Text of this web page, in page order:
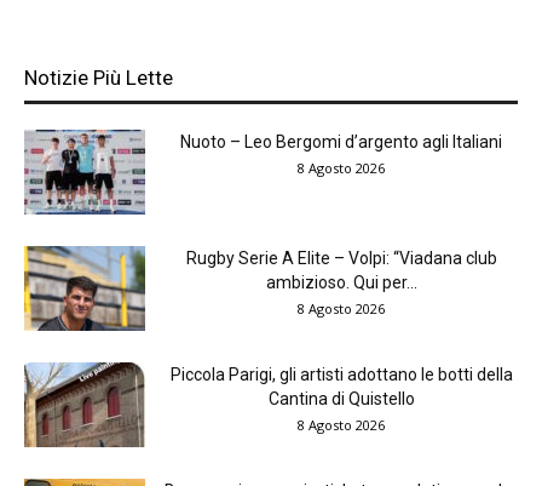
Notizie Più Lette
Nuoto – Leo Bergomi d’argento agli Italiani
8 Agosto 2026
Rugby Serie A Elite – Volpi: “Viadana club
ambizioso. Qui per...
8 Agosto 2026
Piccola Parigi, gli artisti adottano le botti della
Cantina di Quistello
8 Agosto 2026